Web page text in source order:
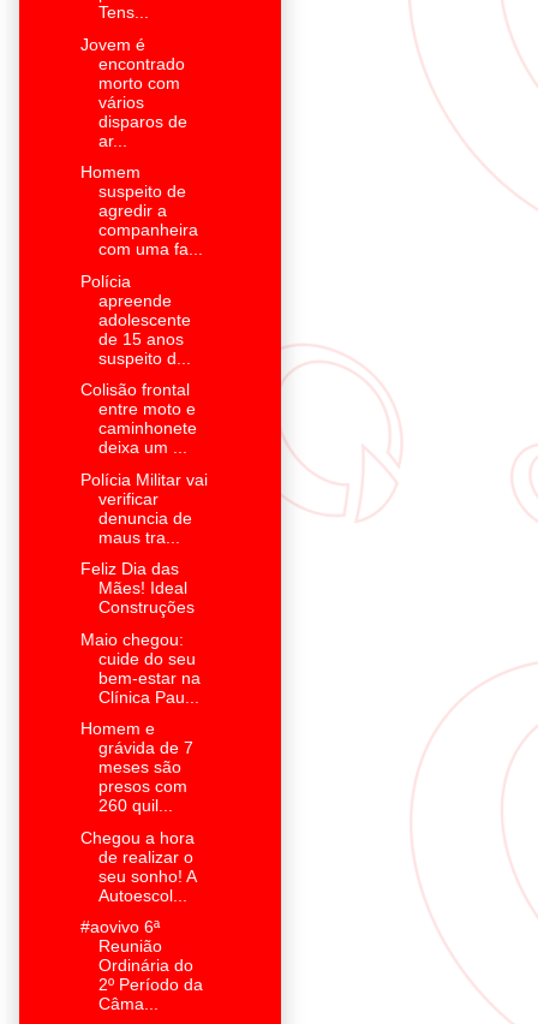
Tens...
Jovem é
encontrado
morto com
vários
disparos de
ar...
Homem
suspeito de
agredir a
companheira
com uma fa...
Polícia
apreende
adolescente
de 15 anos
suspeito d...
Colisão frontal
entre moto e
caminhonete
deixa um ...
Polícia Militar vai
verificar
denuncia de
maus tra...
Feliz Dia das
Mães! Ideal
Construções
Maio chegou:
cuide do seu
bem-estar na
Clínica Pau...
Homem e
grávida de 7
meses são
presos com
260 quil...
Chegou a hora
de realizar o
seu sonho! A
Autoescol...
#aovivo 6ª
Reunião
Ordinária do
2º Período da
Câma...